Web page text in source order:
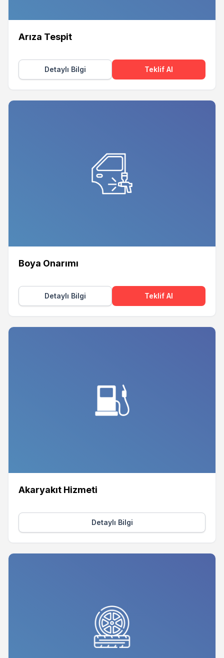
Arıza Tespit
Detaylı Bilgi Teklif Al
Boya Onarımı
Detaylı Bilgi Teklif Al
Akaryakıt Hizmeti
Detaylı Bilgi